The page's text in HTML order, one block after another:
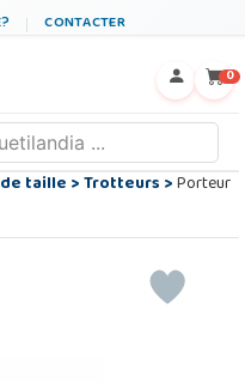
CONTACTER
0
taille>Trotteurs>Porteur